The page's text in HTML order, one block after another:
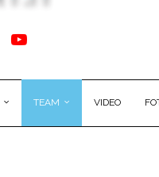
TEAM VIDEO